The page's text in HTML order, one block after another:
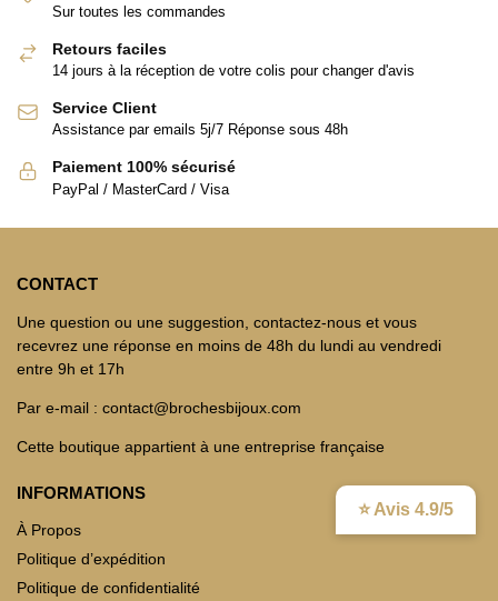
⭐ Avis 4.9/5
Sur toutes les commandes
Retours faciles
14 jours à la réception de votre colis pour changer d'avis
Service Client
Assistance par emails 5j/7 Réponse sous 48h
Paiement 100% sécurisé
PayPal / MasterCard / Visa
CONTACT
Une question ou une suggestion, contactez-nous et vous
recevrez une réponse en moins de 48h du lundi au vendredi
entre 9h et 17h
Par e-mail : contact@brochesbijoux.com
Cette boutique appartient à une entreprise française
INFORMATIONS
À Propos
Politique d’expédition
Politique de confidentialité